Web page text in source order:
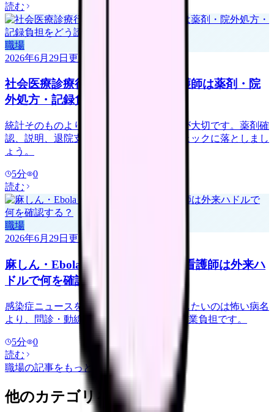
読む
職場
2026年6月29日 更新
社会医療診療行為別統計、病棟看護師は薬剤・院
外処方・記録負担をどう読む？
統計そのものより、病棟で何が増えるかが大切です。薬剤確
認、説明、退院支援、記録負担を職場チェックに落としまし
ょう。
5分
0
読む
職場
2026年6月29日 更新
麻しん・Ebola・ARIのニュース、看護師は外来ハ
ドルで何を確認する？
感染症ニュースを見る時、看護師が確認したいのは怖い病名
より、問診・動線・PPE・ワクチン歴・残業負担です。
5分
0
読む
職場の記事をもっと見る
他のカテゴリを探す